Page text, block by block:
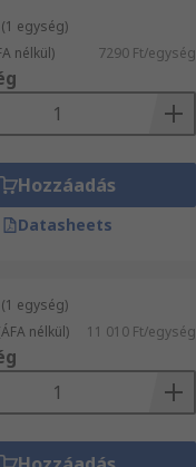
egység)
nélkül) 7290 Ft/egység
Hozzáadás
Datasheets
egység)
nélkül) 11 010 Ft/egység